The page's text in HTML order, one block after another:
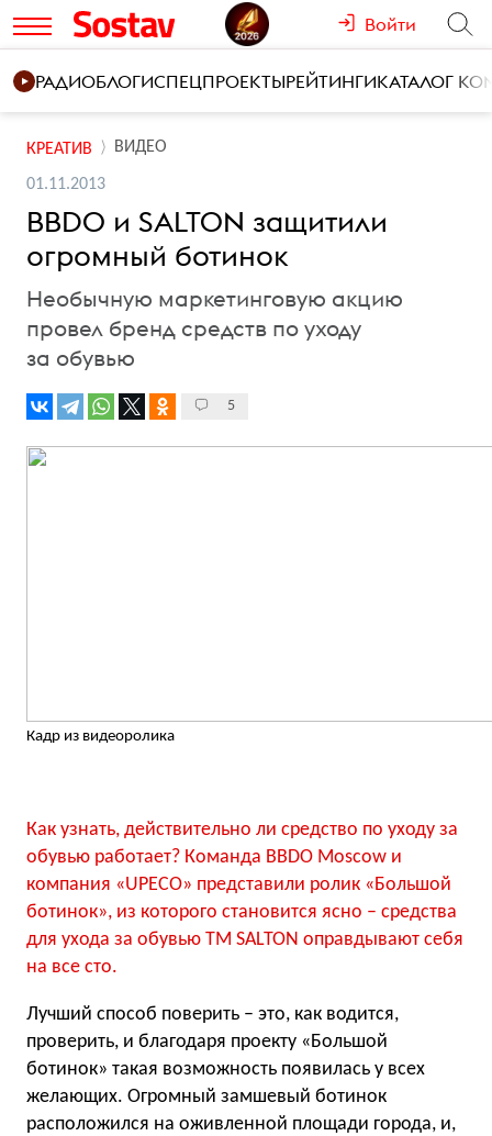
Войти
РАДИОБЛОГИСПЕЦПРОЕКТЫРЕЙТИНГИКАТАЛОГ
КРЕАТИВ ВИДЕО
01.11.2013
BBDO и SALTON защитили
огромный ботинок
Необычную маркетинговую акцию
провел бренд средств по уходу
за обувью
5
Кадр из видеоролика
Как узнать, действительно ли средство по уходу за
обувью работает? Команда BBDO Moscow и
компания «UPECO» представили ролик «Большой
ботинок», из которого становится ясно – средства
для ухода за обувью ТМ SALTON оправдывают себя
на все сто.
Лучший способ поверить – это, как водится,
проверить, и благодаря проекту «Большой
ботинок» такая возможность появилась у всех
желающих. Огромный замшевый ботинок
расположился на оживленной площади города, и,